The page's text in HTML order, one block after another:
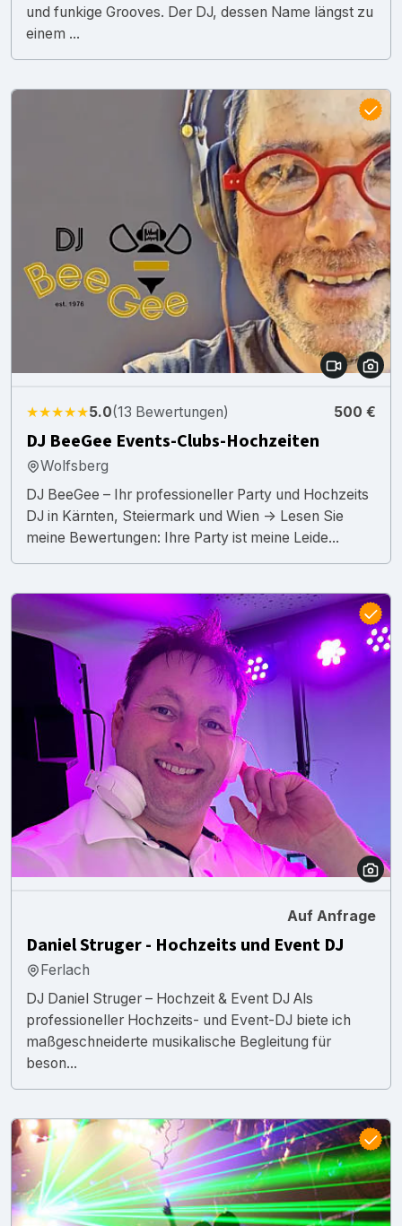
und funkige Grooves. Der DJ, dessen Name längst zu
einem ...
★★★★★5.0(13 Bewertungen) 500 €
DJ BeeGee Events-Clubs-Hochzeiten
Wolfsberg
DJ BeeGee – Ihr professioneller Party und Hochzeits
DJ in Kärnten, Steiermark und Wien -> Lesen Sie
meine Bewertungen: Ihre Party ist meine Leide...
Auf Anfrage
Daniel Struger - Hochzeits und Event DJ
Ferlach
DJ Daniel Struger – Hochzeit & Event DJ Als
professioneller Hochzeits- und Event-DJ biete ich
maßgeschneiderte musikalische Begleitung für
beson...